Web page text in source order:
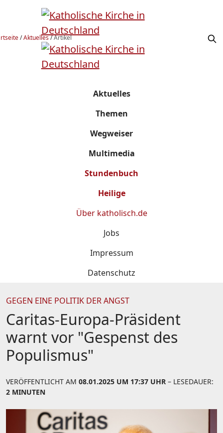
/Aktuelles/Artikel
Aktuelles
Themen
Wegweiser
Multimedia
Stundenbuch
Heilige
Über katholisch.de
Jobs
Impressum
Datenschutz
GEGEN EINE POLITIK DER ANGST
Caritas-Europa-Präsident
warnt vor "Gespenst des
Populismus"
VERÖFFENTLICHT AM 08.01.2025 UM 17:37 UHR – LESEDAUER:
2 MINUTEN